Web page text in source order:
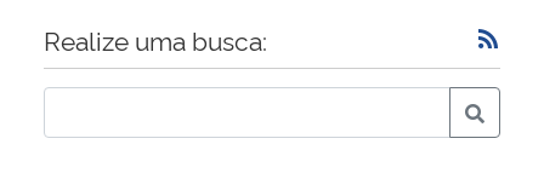
Ministério da Economia
Ministério da Infraestrutura
Início do conteúdo
Realize uma busca: